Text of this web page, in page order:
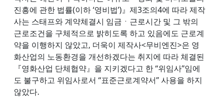
진흥에 관한 법률(이하 ‘영비법’)』제3조의4에 따라 제작
사는 스태프와 계약체결시 임금ㆍ근로시간 및 그 밖의
근로조건을 구체적으로 밝히도록 하고 있음에도 근로계
약을 이행하지 않았고, 더욱이 제작사<무비엔진>은 영
화산업의 노동환경을 개선하겠다는 취지에 따라 체결된
『영화산업 단체협약』을 지키겠다고 한 “위임사”임에
도 불구하고 위임사로서 “표준근로계약서” 사용을 하지
않았다.